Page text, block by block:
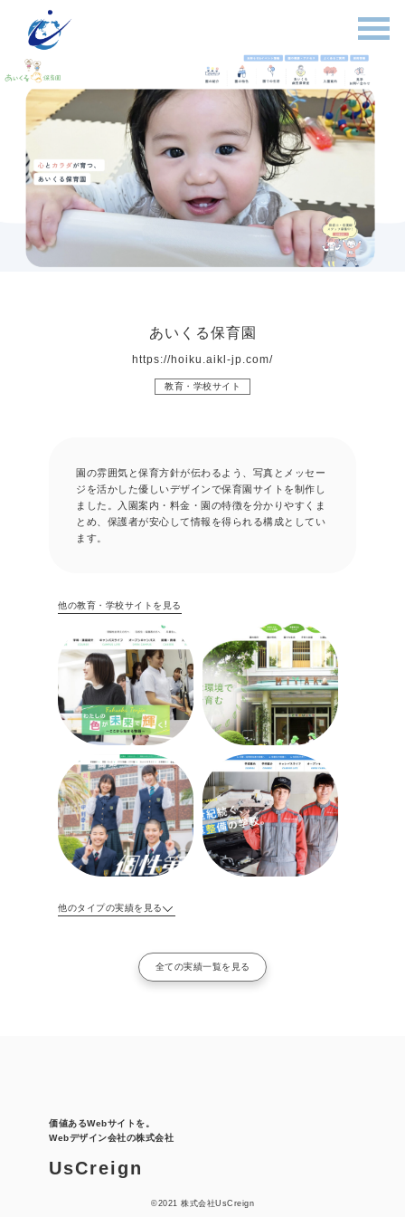
あいくる保育園
https://hoiku.aikl-jp.com/
教育・学校サイト
園の雰囲気と保育方針が伝わるよう、写真とメッセー
ジを活かした優しいデザインで保育園サイトを制作し
ました。入園案内・料金・園の特徴を分かりやすくま
とめ、保護者が安心して情報を得られる構成としてい
ます。
他の教育・学校サイトを見る
他のタイプの実績を見る
全ての実績一覧を見る
価値あるWebサイトを。
Webデザイン会社の株式会社
UsCreign
©︎2021 株式会社UsCreign